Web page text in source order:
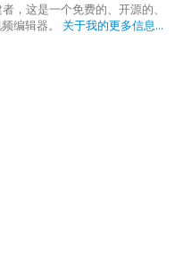
，这是一个免费的、开源的、
编辑器。 关于我的更多信息...